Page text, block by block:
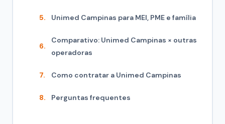
Unimed Campinas para MEI, PME e família
Comparativo: Unimed Campinas × outras
operadoras
Como contratar a Unimed Campinas
Perguntas frequentes